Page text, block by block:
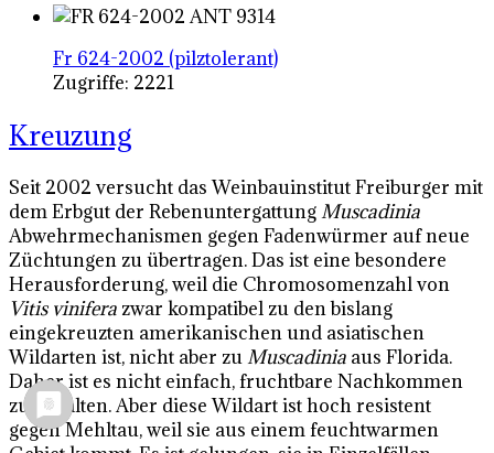
Fr 624-2002 (pilztolerant)
Zugriffe: 2221
Kreuzung
Seit 2002 versucht das Weinbauinstitut Freiburger mit
dem Erbgut der RebenuntergattungMuscadinia
Abwehrmechanismen gegen Fadenwürmer auf neue
Züchtungen zu übertragen. Das ist eine besondere
Herausforderung, weil die Chromosomenzahl von
Vitis vinifera zwar kompatibel zu den bislang
eingekreuzten amerikanischen und asiatischen
Wildarten ist, nicht aber zuMuscadinia aus Florida.
Daher ist es nicht einfach, fruchtbare Nachkommen
zu erhalten. Aber diese Wildart ist hoch resistent
gegen Mehltau, weil sie aus einem feuchtwarmen